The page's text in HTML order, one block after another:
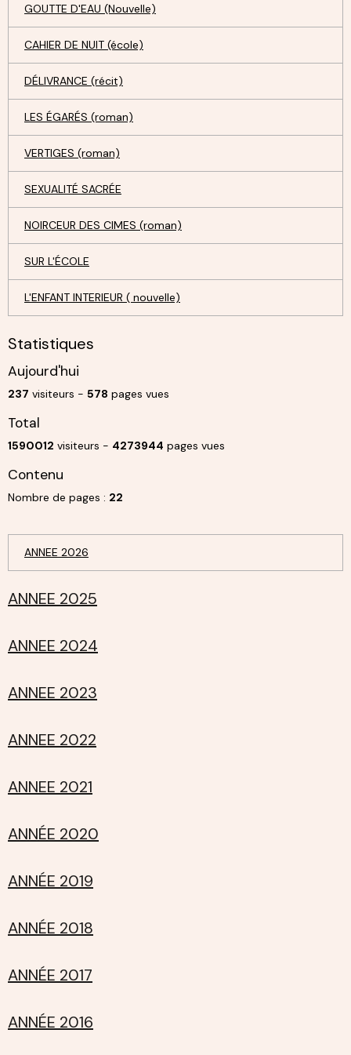
GOUTTE D'EAU (Nouvelle)
CAHIER DE NUIT (école)
DÉLIVRANCE (récit)
LES ÉGARÉS (roman)
VERTIGES (roman)
SEXUALITÉ SACRÉE
NOIRCEUR DES CIMES (roman)
SUR L'ÉCOLE
L'ENFANT INTERIEUR ( nouvelle)
Statistiques
Aujourd'hui
237 visiteurs - 578 pages vues
Total
1590012 visiteurs - 4273944 pages vues
Contenu
Nombre de pages : 22
ANNEE 2026
ANNEE 2025
ANNEE 2024
ANNEE 2023
ANNEE 2022
ANNEE 2021
ANNÉE 2020
ANNÉE 2019
ANNÉE 2018
ANNÉE 2017
ANNÉE 2016